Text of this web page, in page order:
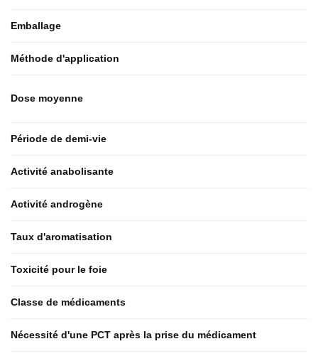
Emballage
Méthode d'application
Dose moyenne
Période de demi-vie
Activité anabolisante
Activité androgène
Taux d'aromatisation
Toxicité pour le foie
Classe de médicaments
Nécessité d'une PCT après la prise du médicament